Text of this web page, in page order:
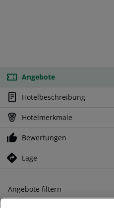
Angebote
Hotelbeschreibung
Hotelmerkmale
Bewertungen
Lage
Angebote filtern
Ändern Sie Ihre Kriterien nach